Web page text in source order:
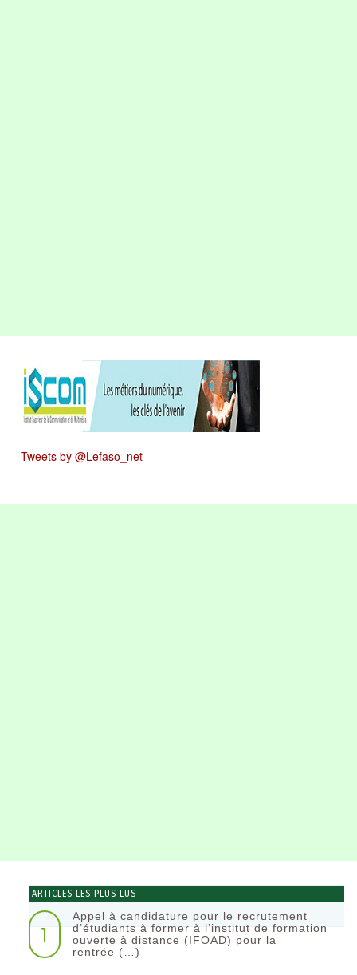
Tweets by @Lefaso_net
ARTICLES LES PLUS LUS
1
Appel à candidature pour le recrutement
d’étudiants à former à l’institut de formation
ouverte à distance (IFOAD) pour la
rentrée (…)